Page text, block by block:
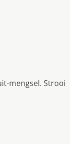
mengsel. Strooi